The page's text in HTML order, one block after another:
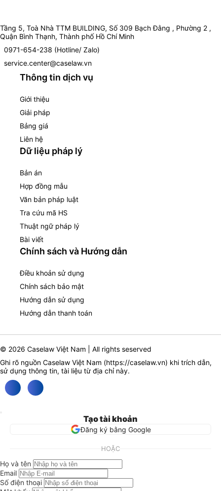
Tầng 5, Toà Nhà TTM BUILDING, Số 309 Bạch Đằng , Phường 2 ,
Quận Bình Thạnh, Thành phố Hồ Chí Minh
0971-654-238 (Hotline/ Zalo)
service.center@caselaw.vn
Thông tin dịch vụ
Giới thiệu
Giải pháp
Bảng giá
Liên hệ
Dữ liệu pháp lý
Bản án
Hợp đồng mẫu
Văn bản pháp luật
Tra cứu mã HS
Thuật ngữ pháp lý
Bài viết
Chính sách và Hướng dẫn
Điều khoản sử dụng
Chính sách bảo mật
Hướng dẫn sử dụng
Hướng dẫn thanh toán
© 2026 Caselaw Việt Nam | All rights seserved
Ghi rõ nguồn Caselaw Việt Nam (https://caselaw.vn) khi trích dẫn,
sử dụng thông tin, tài liệu từ địa chỉ này.
Tạo tài khoản
Đăng ký bằng Google
HOẶC
Họ và tên
Email
Số điện thoại